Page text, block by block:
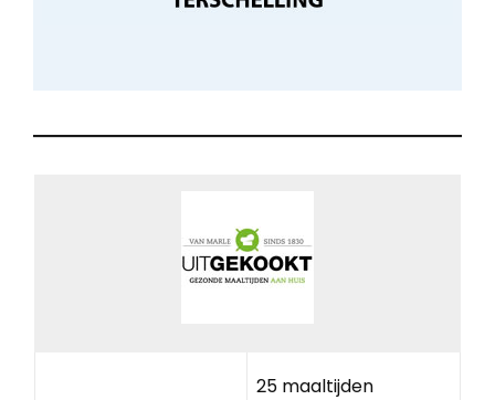
25 maaltijden